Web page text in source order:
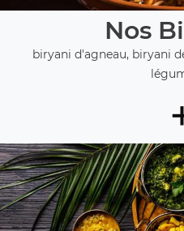
Nos
biryani d'agneau, biryani